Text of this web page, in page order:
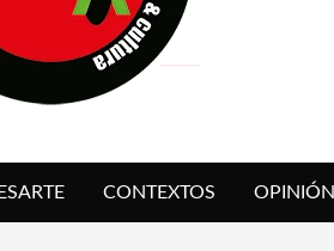
[BITÁCORA 3.0] EN EXVITA
EXVITA [RELATIVA SENCILLEZ]
A SERRAT
CONTEXTOS OPINIÓN